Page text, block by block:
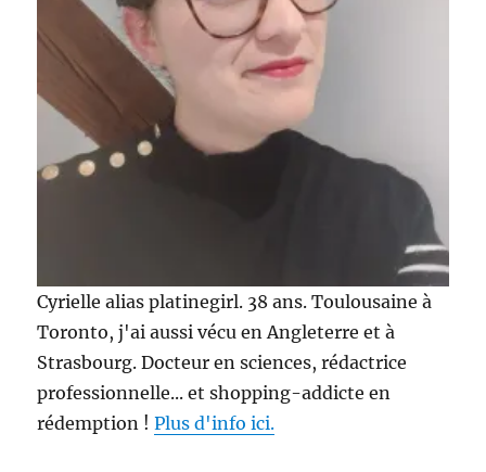
!
Cyrielle alias platinegirl. 38 ans. Toulousaine à
Toronto, j'ai aussi vécu en Angleterre et à
Strasbourg. Docteur en sciences, rédactrice
professionnelle... et shopping-addicte en
rédemption !Plus d'info ici.